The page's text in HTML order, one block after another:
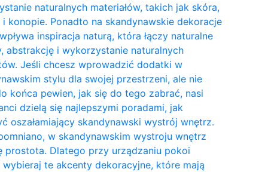
naturalnych materiałów, takich jak skóra,
konopie. Ponadto na skandynawskie dekoracje
inspiracja naturą, która łączy naturalne
abstrakcję i wykorzystanie naturalnych
Jeśli chcesz wprowadzić dodatki w
stylu dla swojej przestrzeni, ale nie
końca pewien, jak się do tego zabrać, nasi
dzielą się najlepszymi poradami, jak
oszałamiający skandynawski wystrój wnętrz.
w skandynawskim wystroju wnętrz
prostota. Dlatego przy urządzaniu pokoi
wybieraj te akcenty dekoracyjne, które mają